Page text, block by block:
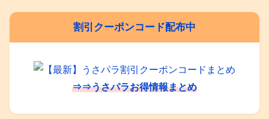
割引クーポンコード配布中
⇒⇒うさパラお得情報まとめ